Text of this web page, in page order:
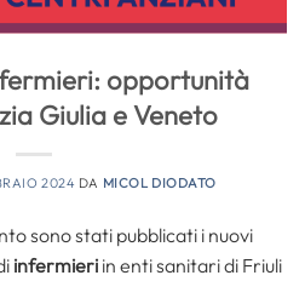
opportunità
Giulia e Veneto
2024 DA MICOL DIODATO
sono stati pubblicati i nuovi
infermieri in enti sanitari di Friuli